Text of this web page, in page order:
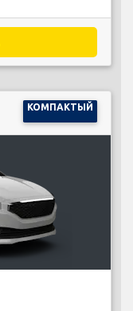
КОМПАКТЫЙ